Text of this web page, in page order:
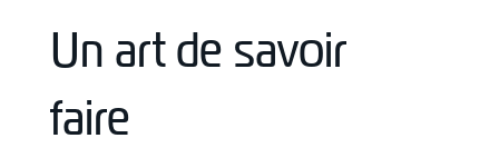
Un art de savoir
faire